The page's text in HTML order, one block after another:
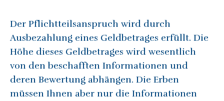
Der Pflichtteilsanspruch wird durch
Ausbezahlung eines Geldbetrages erfüllt. Die
Höhe dieses Geldbetrages wird wesentlich
von den beschafften Informationen und
deren Bewertung abhängen. Die Erben
müssen Ihnen aber nur die Informationen